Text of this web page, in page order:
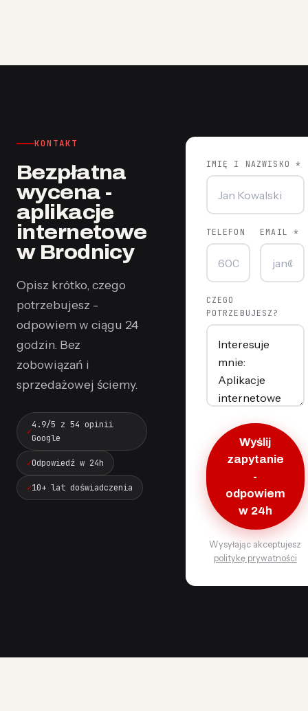
KONTAKT
Bezpłatna
wycena -
aplikacje
internetowe
w Brodnicy
Opisz krótko, czego
potrzebujesz -
odpowiem w ciągu 24
godzin. Bez
zobowiązań i
sprzedażowej ściemy.
4.9/5 z 54 opinii
Google
Odpowiedź w 24h
10+ lat doświadczenia
IMIĘ I NAZWISKO *
TELEFON EMAIL *
CZEGO
POTRZEBUJESZ?
Wyślij
zapytanie
-
odpowiem
w 24h
Wysyłając akceptujesz
politykę prywatności